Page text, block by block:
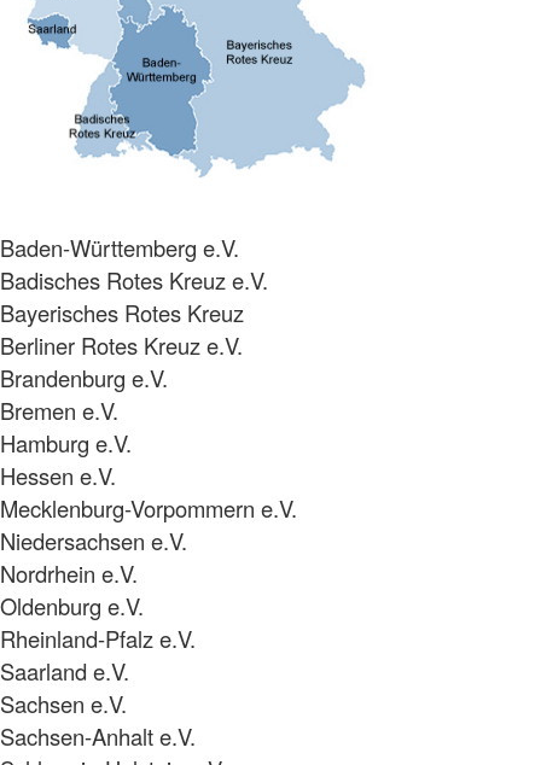
Baden-Württemberg e.V.
Badisches Rotes Kreuz e.V.
Bayerisches Rotes Kreuz
Berliner Rotes Kreuz e.V.
Brandenburg e.V.
Bremen e.V.
Hamburg e.V.
Hessen e.V.
Mecklenburg-Vorpommern e.V.
Niedersachsen e.V.
Nordrhein e.V.
Oldenburg e.V.
Rheinland-Pfalz e.V.
Saarland e.V.
Sachsen e.V.
Sachsen-Anhalt e.V.